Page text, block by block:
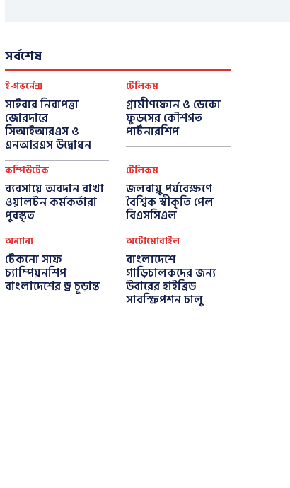
সর্বশেষ
ই-গভর্নেন্স
সাইবার নিরাপত্তা
জোরদারে
সিআইআরএস ও
এনআরএস উদ্বোধন
টেলিকম
গ্রামীণফোন ও ডেকো
ফুডসের কৌশগত
পার্টনারশিপ
কম্পিউটেক
ব্যবসায়ে অবদান রাখা
ওয়ালটন কর্মকর্তারা
পুরস্কৃত
টেলিকম
জলবায়ু পর্যবেক্ষণে
বৈশ্বিক স্বীকৃতি পেল
বিএসসিএল
অন্যান্য
টেকনো সাফ
চ্যাম্পিয়নশিপ
বাংলাদেশের ড্র চূড়ান্ত
অটোমোবাইল
বাংলাদেশে
গাড়িচালকদের জন্য
উবারের হাইব্রিড
সাবস্ক্রিপশন চালু